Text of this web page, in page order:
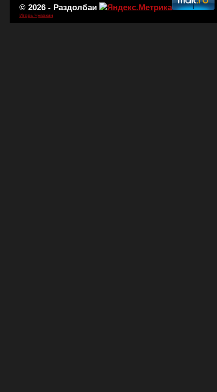
© 2026 - Раздолбаи
Игорь Чувакин